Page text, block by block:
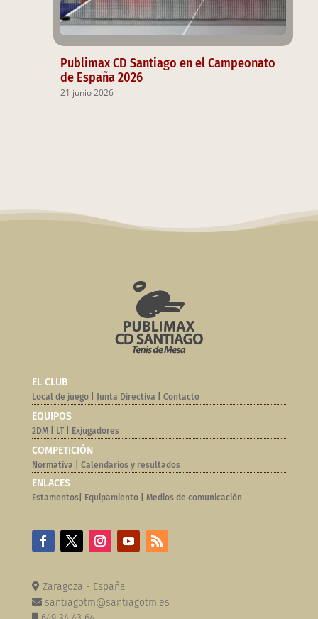
Publimax CD Santiago en el Campeonato
de España 2026
21 junio 2026
EL CLUB
Local de juego| Junta Directiva Contacto
EQUIPOS
2DM| LT| Exjugadores
COMPETICIÓN
Normativa | Calendarios y resultados
ENLACES
Estamentos| Equipamiento| Medios de comunicación
Zaragoza - España
santiagotm@santiagotm.es